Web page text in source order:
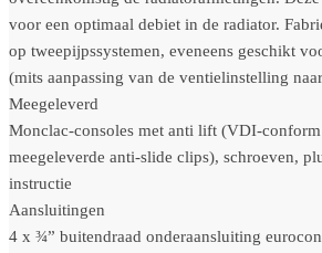
voor een optimaal debiet in de radiator.
op tweepijpssystemen, eveneens geschikt
(mits aanpassing van de ventielinstelling
Meegeleverd
Monclac-consoles met anti lift (VDI-
meegeleverde anti-slide clips), schroeven,
instructie
Aansluitingen
4 x ¾” buitendraad onderaansluiting